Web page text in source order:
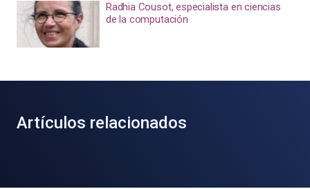
Radhia Cousot, especialista en ciencias
de la computación
Artículos relacionados